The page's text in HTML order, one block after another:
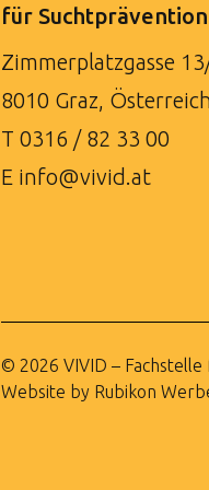
Professionelle
für Suchtprävention
Zimmerplatzgasse
8010 Graz, Österreich
T 0316 / 82 33 00
E info@vivid.at
© 2026 VIVID –
Website by Rubikon